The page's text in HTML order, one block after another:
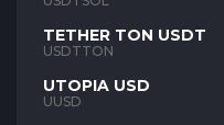
TETHER TON USDT
USDTTON
UTOPIA USD
UUSD